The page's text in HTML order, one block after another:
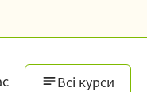
Всі курси